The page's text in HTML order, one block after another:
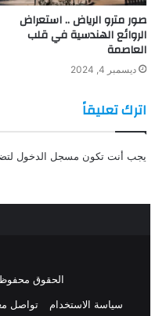
صور مترو الرياض .. استعراض
الروائع الهندسية في قلب
العاصمة
ديسمبر 4, 2024
اترك تعليقاً
يجب أنت تكون مسجل الدخول
الحقوق محفوظة
سياسة الاستخدام
تواصل